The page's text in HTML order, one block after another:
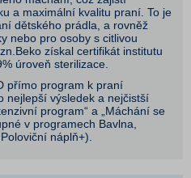
a maximální kvalitu praní. To je
dětského prádla, a rovněž
nebo pro osoby s citlivou
získal certifikát institutu
úroveň sterilizace.
přímo program k praní
nejlepší výsledek a nejčistší
program“ a „Máchání se
v programech Bavlna,
náplň+).